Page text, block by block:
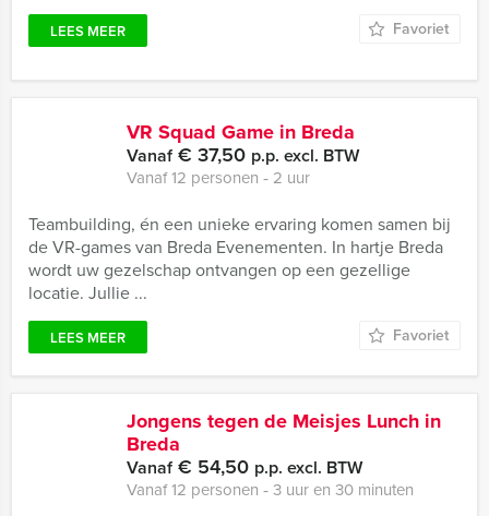
LEES MEER Favoriet
VR Squad Game in Breda
Vanaf€ 37,50 p.p. excl. BTW
Vanaf 12 personen ‐ 2 uur
Teambuilding, én een unieke ervaring komen samen bij
de VR-games van Breda Evenementen. In hartje Breda
wordt uw gezelschap ontvangen op een gezellige
locatie. Jullie ...
LEES MEER Favoriet
Jongens tegen de Meisjes Lunch in
Breda
Vanaf€ 54,50 p.p. excl. BTW
Vanaf 12 personen ‐ 3 uur en 30 minuten